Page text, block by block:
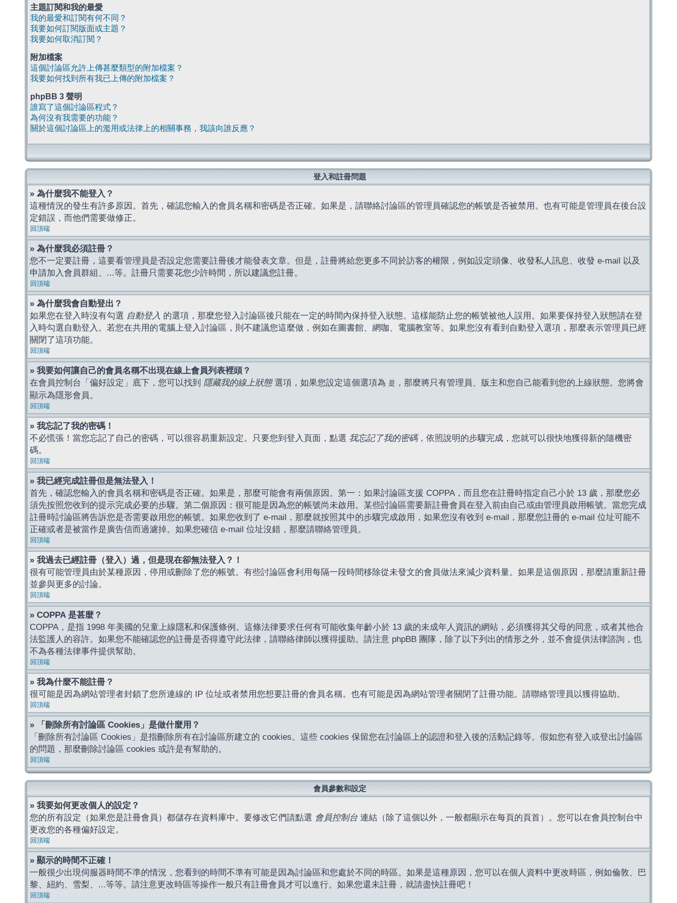
主題訂閱和我的最愛
我的最愛和訂閱有何不同？
我要如何訂閱版面或主題？
我要如何取消訂閱？
附加檔案
這個討論區允許上傳甚麼類型的附加檔案？
我要如何找到所有我已上傳的附加檔案？
phpBB 3 聲明
誰寫了這個討論區程式？
為何沒有我需要的功能？
關於這個討論區上的濫用或法律上的相關事務，我該向誰反應？
登入和註冊問題
» 為什麼我不能登入？
這種情況的發生有許多原因。首先，確認您輸入的會員名稱和密碼是否正確。如果是，請聯絡討論區的管理員確認您的帳號是否被禁用。也有可能是管理員在後台設
定錯誤，而他們需要做修正。
回頂端
» 為什麼我必須註冊？
您不一定要註冊，這要看管理員是否設定您需要註冊後才能發表文章。但是，註冊將給您更多不同於訪客的權限，例如設定頭像、收發私人訊息、收發 e-mail 以及
申請加入會員群組、...等。註冊只需要花您少許時間，所以建議您註冊。
回頂端
» 為什麼我會自動登出？
如果您在登入時沒有勾選 自動登入 的選項，那麼您登入討論區後只能在一定的時間內保持登入狀態。這樣能防止您的帳號被他人誤用。如果要保持登入狀態請在登
入時勾選自動登入。若您在共用的電腦上登入討論區，則不建議您這麼做，例如在圖書館、網咖、電腦教室等。如果您沒有看到自動登入選項，那麼表示管理員已經
關閉了這項功能。
回頂端
» 我要如何讓自己的會員名稱不出現在線上會員列表裡頭？
在會員控制台「偏好設定」底下，您可以找到 隱藏我的線上狀態選項，如果您設定這個選項為 是 ，那麼將只有管理員、版主和您自己能看到您的上線狀態。您將會
顯示為隱形會員。
回頂端
» 我忘記了我的密碼！
不必慌張！當您忘記了自己的密碼，可以很容易重新設定。只要您到登入頁面，點選 我忘記了我的密碼，依照說明的步驟完成，您就可以很快地獲得新的隨機密
碼。
回頂端
» 我已經完成註冊但是無法登入！
首先，確認您輸入的會員名稱和密碼是否正確。如果是，那麼可能會有兩個原因。第一：如果討論區支援 COPPA，而且您在註冊時指定自己小於 13 歲，那麼您必
須先按照您收到的提示完成必要的步驟。第二個原因：很可能是因為您的帳號尚未啟用。某些討論區需要新註冊會員在登入前由自己或由管理員啟用帳號。當您完成
註冊時討論區將告訴您是否需要啟用您的帳號。如果您收到了 e-mail，那麼就按照其中的步驟完成啟用，如果您沒有收到 e-mail，那麼您註冊的 e-mail 位址可能不
正確或者是被當作是廣告信而過濾掉。如果您確信 e-mail 位址沒錯，那麼請聯絡管理員。
回頂端
» 我過去已經註冊（登入）過，但是現在卻無法登入？！
很有可能管理員由於某種原因，停用或刪除了您的帳號。有些討論區會利用每隔一段時間移除從未發文的會員做法來減少資料量。如果是這個原因，那麼請重新註冊
並參與更多的討論。
回頂端
» COPPA 是甚麼？
COPPA，是指 1998 年美國的兒童上線隱私和保護條例。這條法律要求任何有可能收集年齡小於 13 歲的未成年人資訊的網站，必須獲得其父母的同意，或者其他合
法監護人的容許。如果您不能確認您的註冊是否得遵守此法律，請聯絡律師以獲得援助。請注意 phpBB 團隊，除了以下列出的情形之外，並不會提供法律諮詢，也
不為各種法律事件提供幫助。
回頂端
» 我為什麼不能註冊？
很可能是因為網站管理者封鎖了您所連線的 IP 位址或者禁用您想要註冊的會員名稱。也有可能是因為網站管理者關閉了註冊功能。請聯絡管理員以獲得協助。
回頂端
» 「刪除所有討論區 Cookies」是做什麼用？
「刪除所有討論區 Cookies」是指刪除所有在討論區所建立的 cookies。這些 cookies 保留您在討論區上的認證和登入後的活動記錄等。假如您有登入或登出討論區
的問題，那麼刪除討論區 cookies 或許是有幫助的。
回頂端
會員參數和設定
» 我要如何更改個人的設定？
您的所有設定（如果您是註冊會員）都儲存在資料庫中。要修改它們請點選 會員控制台 連結（除了這個以外，一般都顯示在每頁的頁首）。您可以在會員控制台中
更改您的各種偏好設定。
回頂端
» 顯示的時間不正確！
一般很少出現伺服器時間不準的情況，您看到的時間不準有可能是因為討論區和您處於不同的時區。如果是這種原因，您可以在個人資料中更改時區，例如倫敦、巴
黎、紐約、雪梨、...等等。請注意更改時區等操作一般只有註冊會員才可以進行。如果您還未註冊，就請盡快註冊吧！
回頂端